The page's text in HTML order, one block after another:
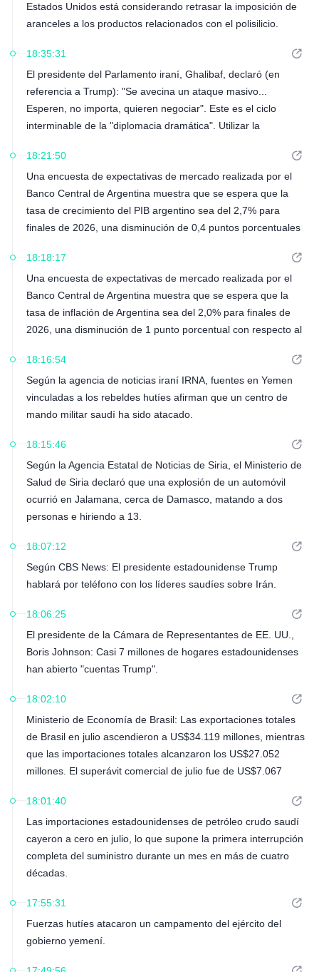
Estados Unidos está considerando retrasar la imposición de
aranceles a los productos relacionados con el polisilicio.
18:35:31
El presidente del Parlamento iraní, Ghalibaf, declaró (en
referencia a Trump): "Se avecina un ataque masivo...
Esperen, no importa, quieren negociar". Este es el ciclo
interminable de la "diplomacia dramática". Utilizar la
medio de presión es una estrategia fallida. Reconozcan los
hechos y cumplan sus compromisos. No necesitamos más
discursos grandilocuentes.
18:21:50
Una encuesta de expectativas de mercado realizada por el
Banco Central de Argentina muestra que se espera que la
tasa de crecimiento del PIB argentino sea del 2,7% para
finales de 2026, una disminución de 0,4 puntos porcentuales
18:18:17
Una encuesta de expectativas de mercado realizada por el
Banco Central de Argentina muestra que se espera que la
tasa de inflación de Argentina sea del 2,0% para finales de
2026, una disminución de 1 punto porcentual con respecto al
18:16:54
Según la agencia de noticias iraní IRNA, fuentes en Yemen
vinculadas a los rebeldes hutíes afirman que un centro de
mando militar saudí ha sido atacado.
18:15:46
Según la Agencia Estatal de Noticias de Siria, el Ministerio de
Salud de Siria declaró que una explosión de un automóvil
ocurrió en Jalamana, cerca de Damasco, matando a dos
personas e hiriendo a 13.
18:07:12
Según CBS News: El presidente estadounidense Trump
hablará por teléfono con los líderes saudíes sobre Irán.
18:06:25
El presidente de la Cámara de Representantes de EE. UU.,
Boris Johnson: Casi 7 millones de hogares estadounidenses
han abierto "cuentas Trump".
18:02:10
Ministerio de Economía de Brasil: Las exportaciones totales
de Brasil en julio ascendieron a US$34.119 millones, mientras
que las importaciones totales alcanzaron los US$27.052
millones. El superávit comercial de julio fue de US$7.067
18:01:40
Las importaciones estadounidenses de petróleo crudo saudí
cayeron a cero en julio, lo que supone la primera interrupción
completa del suministro durante un mes en más de cuatro
décadas.
17:55:31
Fuerzas hutíes atacaron un campamento del ejército del
gobierno yemení.